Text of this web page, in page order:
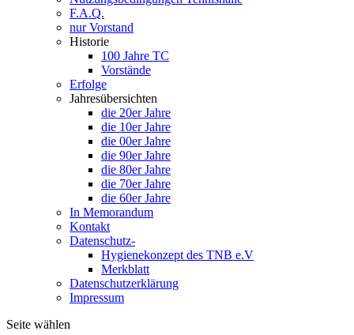
F.A.Q.
nur Vorstand
Historie
100 Jahre TC
Vorstände
Erfolge
Jahresübersichten
die 20er Jahre
die 10er Jahre
die 00er Jahre
die 90er Jahre
die 80er Jahre
die 70er Jahre
die 60er Jahre
In Memorandum
Kontakt
Datenschutz-
Hygienekonzept des TNB e.V
Merkblatt
Datenschutzerklärung
Impressum
Seite wählen